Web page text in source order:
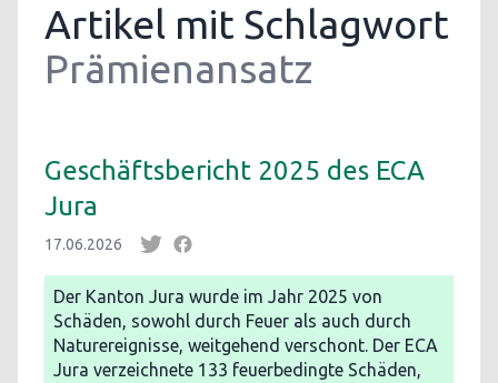
Artikel mit Schlagwort
Prämienansatz
Geschäftsbericht 2025 des ECA
Jura
17.06.2026
Der Kanton Jura wurde im Jahr 2025 von
Schäden, sowohl durch Feuer als auch durch
Naturereignisse, weitgehend verschont. Der ECA
Jura verzeichnete 133 feuerbedingte Schäden,